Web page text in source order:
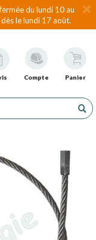
du lundi 10 au
le lundi 17 août.
Compte Panier